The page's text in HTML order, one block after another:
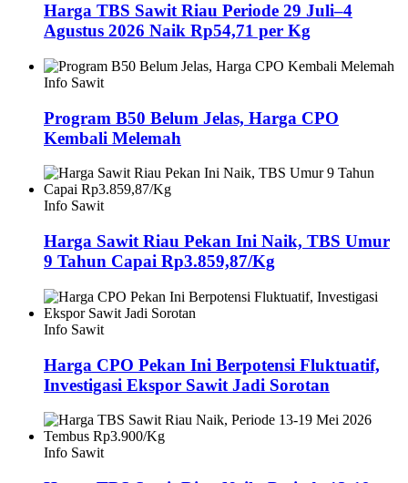
Harga TBS Sawit Riau Periode 29 Juli–4
Agustus 2026 Naik Rp54,71 per Kg
Info Sawit
Program B50 Belum Jelas, Harga CPO
Kembali Melemah
Info Sawit
Harga Sawit Riau Pekan Ini Naik, TBS Umur
9 Tahun Capai Rp3.859,87/Kg
Info Sawit
Harga CPO Pekan Ini Berpotensi Fluktuatif,
Investigasi Ekspor Sawit Jadi Sorotan
Info Sawit